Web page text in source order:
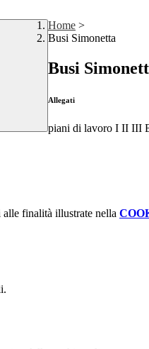
Home >
Busi Simonetta
Busi
Allegati
piani di lavoro I II III
finalità illustrate nella